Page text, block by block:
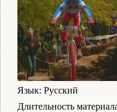
Язык: Русский
Длительность